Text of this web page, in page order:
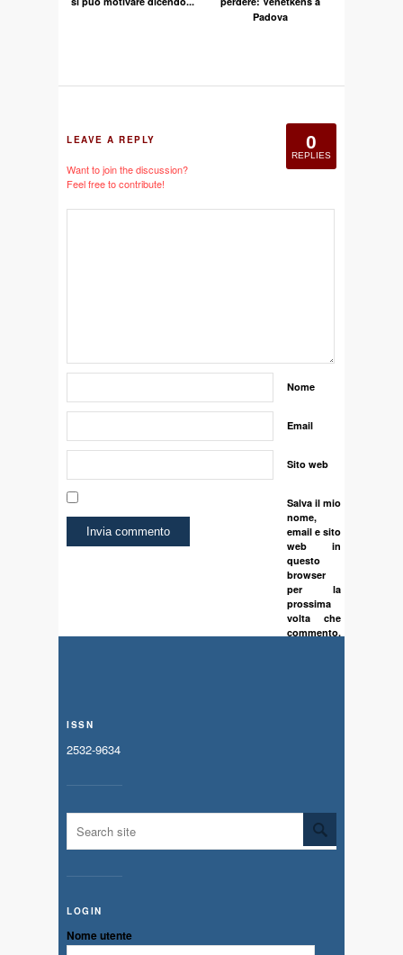
Padova
0
REPLIES
LEAVE A REPLY
Want to join the discussion?
Feel free to contribute!
Nome
Email
Sito web
Salva il mio
nome,
email e sito
web in
questo
browser
per la
prossima
volta che
commento.
ISSN
2532-9634
LOGIN
Nome utente